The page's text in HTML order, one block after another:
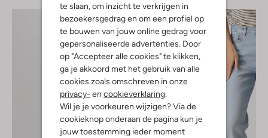
te slaan, om inzicht te verkrijgen in
bezoekersgedrag en om een profiel op
te bouwen van jouw online gedrag voor
gepersonaliseerde advertenties. Door
op "Accepteer alle cookies" te klikken,
ga je akkoord met het gebruik van alle
cookies zoals omschreven in onze
privacy- en cookieverklaring.
Wil je je voorkeuren wijzigen? Via de
cookieknop onderaan de pagina kun je
jouw toestemming ieder moment